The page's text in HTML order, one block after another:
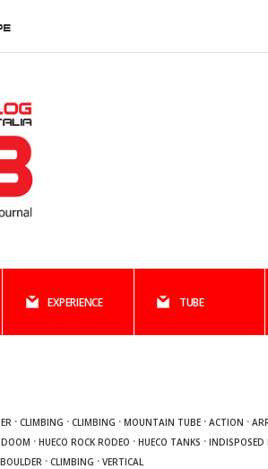
EXPERIENCE TUBE
· CLIMBING · CLIMBING · MOUNTAIN TUBE · ACTION ·
DOOM · HUECO ROCK RODEO · HUECO TANKS · INDISPOSED
BOULDER · CLIMBING · VERTICAL